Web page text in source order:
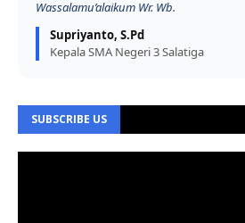
Wassalamu’alaikum Wr. Wb.
Supriyanto, S.Pd
Kepala SMA Negeri 3 Salatiga
SUBSCRIBE US